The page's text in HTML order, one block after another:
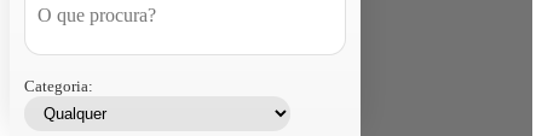
Categoria: